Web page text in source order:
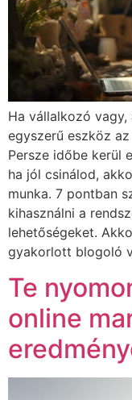
Ha vállalkozó
egyszerű eszköz
Persze időbe kerül
ha jól csinálod,
munka. 7 pontban
kihasználni a
lehetőségeket.
gyakorlott blogoló
Te
online